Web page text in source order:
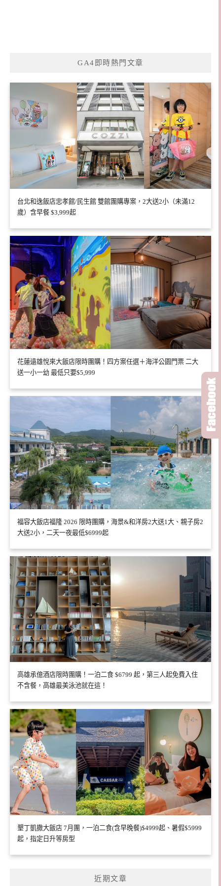
GA4即時熱門文章
台北和逸飯店忠孝館/民生館 雙館團購專案，2大送2小（未滿12
歲）含早餐 $3,999起
花蓮遠雄悅來大飯店限時團購！四方案任選＋海洋公園門票 二大
送一小一幼 最低只要$5,999
福容大飯店福隆 2026 限時團購，海景&和洋房2大送1大、親子房2
大送2小，二天一夜最低$6999起
高雄承億酒店限時團購！一泊二食 $6799 起，第三人起免費入住
不含餐，高雄最美泳池就在這！
墾丁凱撒大飯店 7月團，一泊二食(含早晚餐)$4999起、暑假$5999
起，指定日升等房型
近期文章